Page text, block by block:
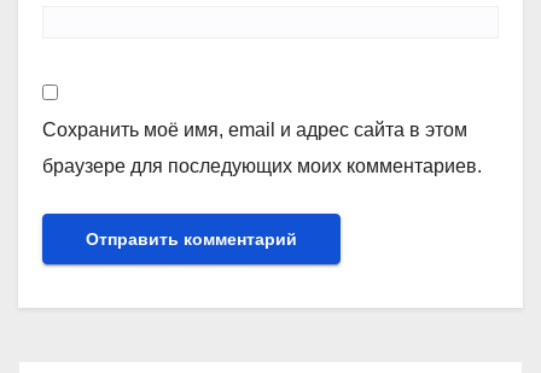
Сохранить моё имя, email и адрес сайта в этом
браузере для последующих моих комментариев.